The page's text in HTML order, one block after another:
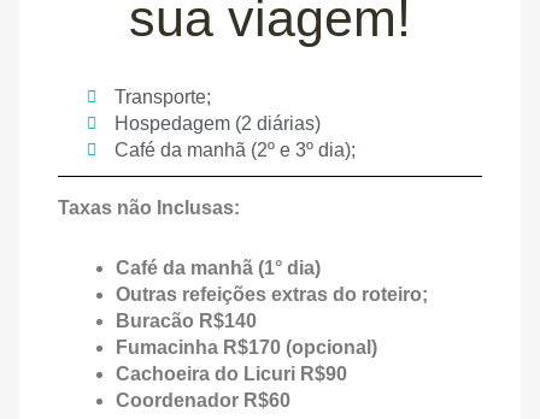
sua viagem!
Transporte;
Hospedagem (2 diárias)
Café da manhã (2º e 3º dia);
Taxas não Inclusas:
Café da manhã (1° dia)
Outras refeições extras do roteiro;
Buracão R$140
Fumacinha R$170 (opcional)
Cachoeira do Licuri R$90
Coordenador R$60